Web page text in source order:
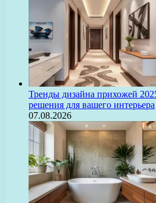
Тренды дизайна прихожей
решения для вашего интерьера
07.08.2026